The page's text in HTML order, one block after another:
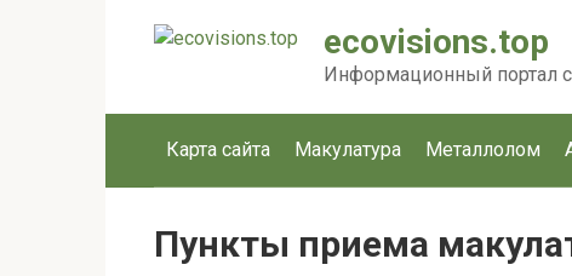
ecovisions.top
Информационный портал
Карта сайта Макулатура Металлолом
Пункты приема